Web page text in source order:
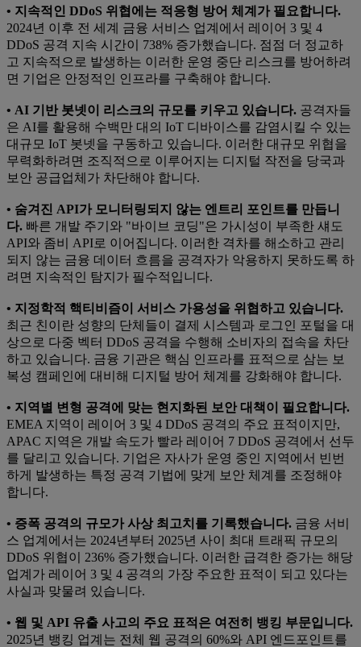
• 지속적인 DDoS 위협에는 적응형 방어 체계가 필요합니다.
2024년 이후 전 세계 금융 서비스 업계에서 레이어 3 및 4
DDoS 공격 지속 시간이 738% 증가했습니다. 점점 더 정교하
고 지속적으로 발생하는 이러한 운영 중단 리스크를 방어하려
면 기업은 안정적인 인프라를 구축해야 합니다.
• AI 기반 봇넷이 리스크의 규모를 키우고 있습니다. 공격자들
은 AI를 활용해 수백만 대의 IoT 디바이스를 감염시킬 수 있는
대규모 IoT 봇넷을 구동하고 있습니다. 이러한 대규모 위협을
무력화하려면 조직적으로 이루어지는 디지털 작전을 당국과
보안 공급업체가 차단해야 합니다.
• 숨겨진 API가 모니터링되지 않는 엔트리 포인트를 만듭니
다. 빠른 개발 주기와 "바이브 코딩"은 가시성이 부족한 섀도
API와 좀비 API로 이어집니다. 이러한 격차를 해소하고 관리
되지 않는 금융 데이터 흐름을 공격자가 악용하지 못하도록 하
려면 지속적인 탐지가 필수적입니다.
• 지정학적 핵티비즘이 서비스 가용성을 위협하고 있습니다.
최근 친이란 성향의 단체들이 결제 시스템과 로그인 포털을 대
상으로 다중 벡터 DDoS 공격을 수행해 소비자의 접속을 차단
하고 있습니다. 금융 기관은 핵심 인프라를 표적으로 삼는 보
복성 캠페인에 대비해 디지털 방어 체계를 강화해야 합니다.
• 지역별 변형 공격에 맞는 현지화된 보안 대책이 필요합니다.
EMEA 지역이 레이어 3 및 4 DDoS 공격의 주요 표적이지만,
APAC 지역은 개발 속도가 빨라 레이어 7 DDoS 공격에서 선두
를 달리고 있습니다. 기업은 자사가 운영 중인 지역에서 빈번
하게 발생하는 특정 공격 기법에 맞게 보안 체계를 조정해야
합니다.
• 증폭 공격의 규모가 사상 최고치를 기록했습니다. 금융 서비
스 업계에서는 2024년부터 2025년 사이 최대 트래픽 규모의
DDoS 위협이 236% 증가했습니다. 이러한 급격한 증가는 해당
업계가 레이어 3 및 4 공격의 가장 주요한 표적이 되고 있다는
사실과 맞물려 있습니다.
• 웹 및 API 유출 사고의 주요 표적은 여전히 뱅킹 부문입니다.
2025년 뱅킹 업계는 전체 웹 공격의 60%와 API 엔드포인트를